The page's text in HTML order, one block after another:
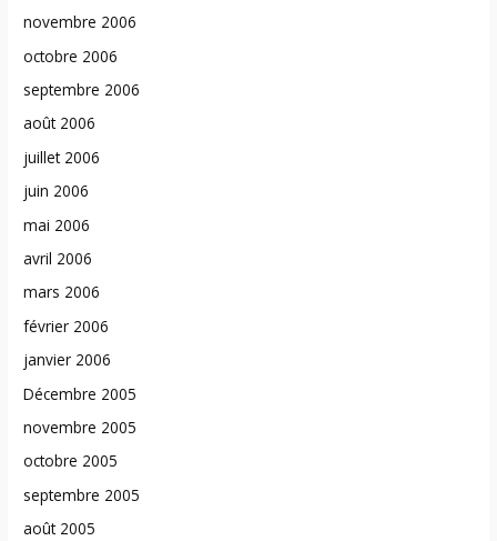
novembre 2006
octobre 2006
septembre 2006
août 2006
juillet 2006
juin 2006
mai 2006
avril 2006
mars 2006
février 2006
janvier 2006
Décembre 2005
novembre 2005
octobre 2005
septembre 2005
août 2005